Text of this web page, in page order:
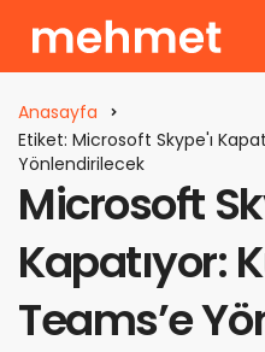
Anasayfa
Etiket: Microsoft Skype'ı
Yönlendirilecek
Microsoft
Kapatıyor:
Teams’e